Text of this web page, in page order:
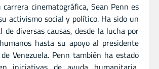
carrera cinematográfica, Sean Penn es
activismo social y político. Ha sido un
de diversas causas, desde la lucha por
hasta su apoyo al presidente
Venezuela. Penn también ha estado